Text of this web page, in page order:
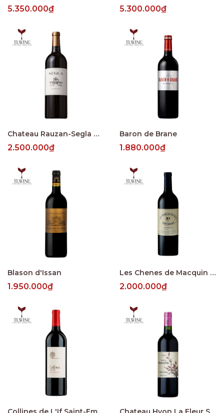
5.350.000₫ 5.300.000₫
Chateau Rauzan-Segla Margaux
2.500.000₫
Baron de Brane
1.880.000₫
Blason d'Issan
1.950.000₫
Les Chenes de Macquin Saint-Emilion
2.000.000₫